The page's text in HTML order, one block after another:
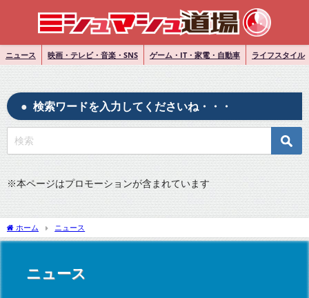
ニュース 映画・テレビ・音楽・SNS ゲーム・IT・家電・自動車 ライフスタイル
検索ワードを入力してくださいね・・・
※本ページはプロモーションが含まれています
ホーム ニュース
ニュース